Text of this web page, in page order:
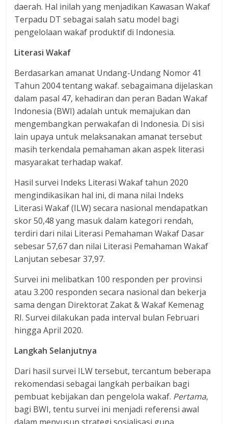
daerah. Hal inilah yang menjadikan Kawasan Wakaf
Terpadu DT sebagai salah satu model bagi
pengelolaan wakaf produktif di Indonesia.
Literasi Wakaf
Berdasarkan amanat Undang-Undang Nomor 41
Tahun 2004 tentang wakaf. sebagaimana dijelaskan
dalam pasal 47, kehadiran dan peran Badan Wakaf
Indonesia (BWI) adalah untuk memajukan dan
mengembangkan perwakafan di Indonesia. Di sisi
lain upaya untuk melaksanakan amanat tersebut
masih terkendala pemahaman akan aspek literasi
masyarakat terhadap wakaf.
Hasil survei Indeks Literasi Wakaf tahun 2020
mengindikasikan hal ini, di mana nilai Indeks
Literasi Wakaf (ILW) secara nasional mendapatkan
skor 50,48 yang masuk dalam kategori rendah,
terdiri dari nilai Literasi Pemahaman Wakaf Dasar
sebesar 57,67 dan nilai Literasi Pemahaman Wakaf
Lanjutan sebesar 37,97.
Survei ini melibatkan 100 responden per provinsi
atau 3.200 responden secara nasional dan bekerja
sama dengan Direktorat Zakat & Wakaf Kemenag
RI. Survei dilakukan pada interval bulan Februari
hingga April 2020.
Langkah Selanjutnya
Dari hasil survei ILW tersebut, tercantum beberapa
rekomendasi sebagai langkah perbaikan bagi
pembuat kebijakan dan pengelola wakaf. Pertama,
bagi BWI, tentu survei ini menjadi referensi awal